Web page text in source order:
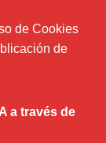
de Cookies
de
a través de